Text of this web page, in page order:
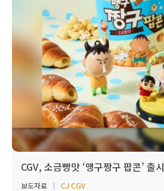
CGV, 소금빵맛 ‘맹구짱구 팝콘’ 출시
보도자료
CJ CGV